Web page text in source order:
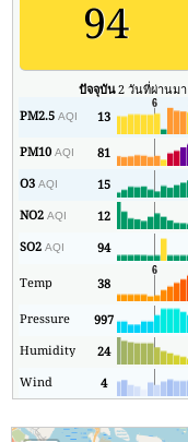
94
ปัจจุบัน2 วันที่ผ่านมา
PM2.5AQI 13
PM10AQI 81
O3AQI 15
NO2AQI 12
SO2AQI 94
Temp 38
Pressure 997
Humidity
24
Wind
4